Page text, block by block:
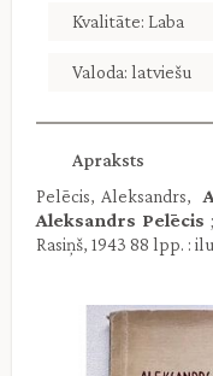
Kvalitāte: Laba
Valoda: latviešu
Apraksts
Pelēcis, Aleksandrs,
Aleksandrs Pelēcis
Rasiņš, 1943 88 lpp. :